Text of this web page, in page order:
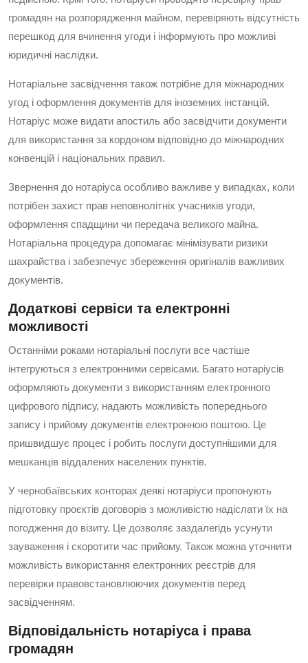
громадян на розпорядження майном, перевіряють відсутність
перешкод для вчинення угоди і інформують про можливі
юридичні наслідки.
Нотаріальне засвідчення також потрібне для міжнародних
угод і оформлення документів для іноземних інстанцій.
Нотаріус може видати апостиль або засвідчити документи
для використання за кордоном відповідно до міжнародних
конвенцій і національних правил.
Звернення до нотаріуса особливо важливе у випадках, коли
потрібен захист прав неповнолітніх учасників угоди,
оформлення спадщини чи передача великого майна.
Нотаріальна процедура допомагає мінімізувати ризики
шахрайства і забезпечує збереження оригіналів важливих
документів.
Додаткові сервіси та електронні
можливості
Останніми роками нотаріальні послуги все частіше
інтегруються з електронними сервісами. Багато нотаріусів
оформляють документи з використанням електронного
цифрового підпису, надають можливість попереднього
запису і прийому документів електронною поштою. Це
пришвидшує процес і робить послуги доступнішими для
мешканців віддалених населених пунктів.
У чернобаївських конторах деякі нотаріуси пропонують
підготовку проєктів договорів з можливістю надіслати їх на
погодження до візиту. Це дозволяє заздалегідь усунути
зауваження і скоротити час прийому. Також можна уточнити
можливість використання електронних реєстрів для
перевірки правовстановлюючих документів перед
засвідченням.
Відповідальність нотаріуса і права
громадян